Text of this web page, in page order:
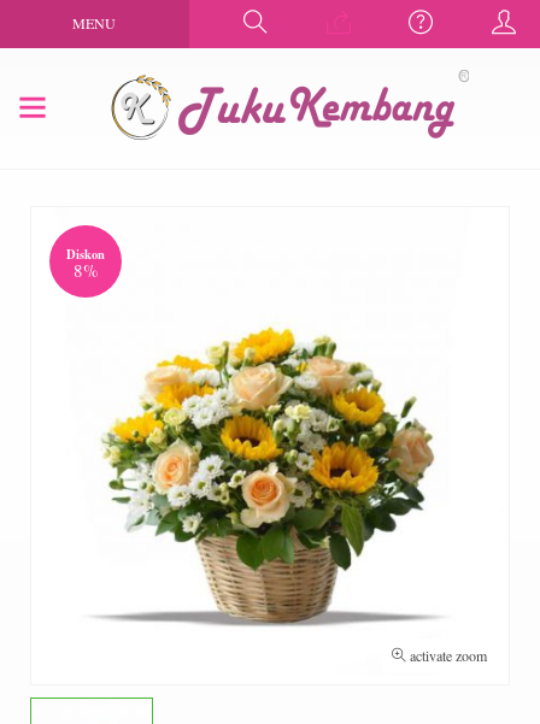
MENU
activate zoom
Diskon
8%